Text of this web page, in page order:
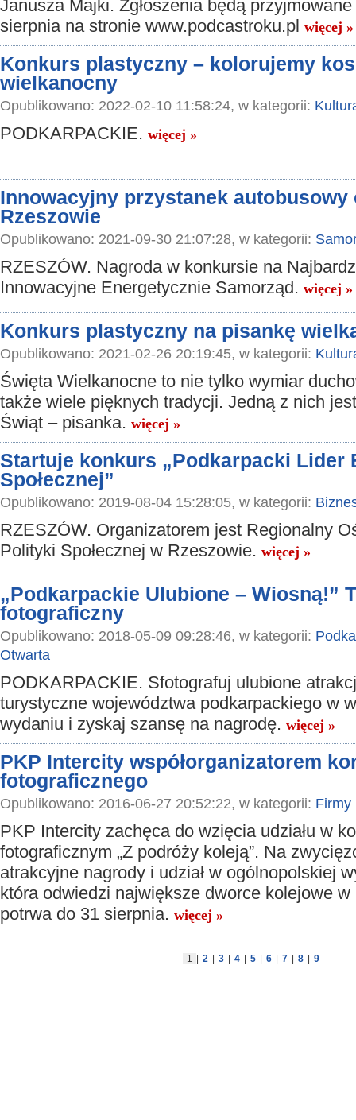
Janusza Majki. Zgłoszenia będą
sierpnia na stronie www.podcastroku.pl więcej »
Konkurs plastyczny – kolorujemy
wielkanocny
Opublikowano: 2022-02-10 11:58:24, w kategorii:
PODKARPACKIE. więcej »
Innowacyjny przystanek autobusowy
Rzeszowie
Opublikowano: 2021-09-30 21:07:28, w kategorii:
RZESZÓW. Nagroda w konkursie na
Innowacyjne Energetycznie Samorząd. więcej »
Konkurs plastyczny na pisankę
Opublikowano: 2021-02-26 20:19:45, w kategorii:
Święta Wielkanocne to nie tylko wymiar
także wiele pięknych tradycji. Jedną z nich
Świąt – pisanka. więcej »
Startuje konkurs „Podkarpacki Lider
Społecznej”
Opublikowano: 2019-08-04 15:28:05, w kategorii:
RZESZÓW. Organizatorem jest Regionalny
Polityki Społecznej w Rzeszowie. więcej »
„Podkarpackie Ulubione – Wiosną!”
fotograficzny
Opublikowano: 2018-05-09 09:28:46, w kategorii:
Otwarta
PODKARPACKIE. Sfotografuj ulubione
turystyczne województwa podkarpackiego w
wydaniu i zyskaj szansę na nagrodę. więcej »
PKP Intercity współorganizatorem
fotograficznego
Opublikowano: 2016-06-27 20:52:22, w kategorii: Firmy
PKP Intercity zachęca do wzięcia udziału w
fotograficznym „Z podróży koleją”. Na
atrakcyjne nagrody i udział w ogólnopolskiej
która odwiedzi największe dworce kolejowe
potrwa do 31 sierpnia. więcej »
1 2 3 4 5 6 7 8 9